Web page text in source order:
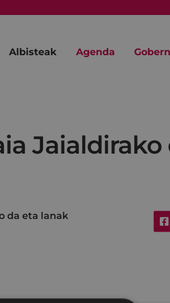
Albisteak Agenda
Jaialdirako
da eta lanak